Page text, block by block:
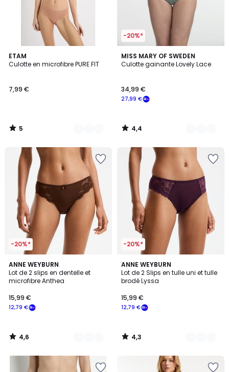
ETAM
Culotte en microfibre PURE FIT
7,99 €
5
/
8
Couleurs
5
/
-20%*
MISS MARY OF SWEDEN
Culotte gainante Lovely Lace
27,99 €
34,99 €
4,4
/ 5
9
Couleurs
4,4
/
-20%*
ANNE WEYBURN
Lot de 2 slips en dentelle et
microfibre Anthea
12,79 €
15,99 €
4,6
/ 5
6
Couleurs
4,6
/
-20%*
ANNE WEYBURN
Lot de 2 Slips en tulle uni et tulle
brodé Lyssa
12,79 €
15,99 €
4,3
/ 5
5
Couleurs
4,3
/